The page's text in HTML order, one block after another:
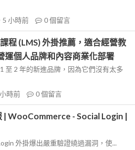
5 小時前 0個留言
程 (LMS) 外掛推薦，適合經營教
運個人品牌和內容商業化部署
至 2 年的新進品牌，因為它們沒有太多
時前 0個留言
WooCommerce - Social Login |
外掛爆出嚴重驗證繞過漏洞，使...